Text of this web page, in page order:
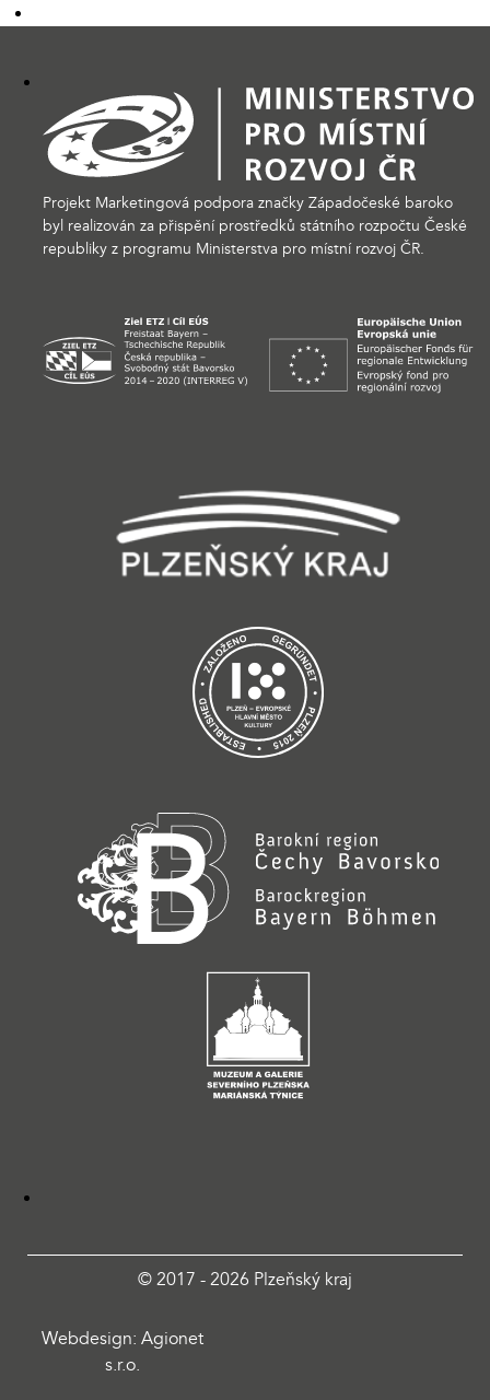
Projekt Marketingová podpora značky Západočeské baroko
byl realizován za přispění prostředků státního rozpočtu České
republiky z programu Ministerstva pro místní rozvoj ČR.
© 2017 - 2026 Plzeňský kraj
Webdesign: Agionet
s.r.o.